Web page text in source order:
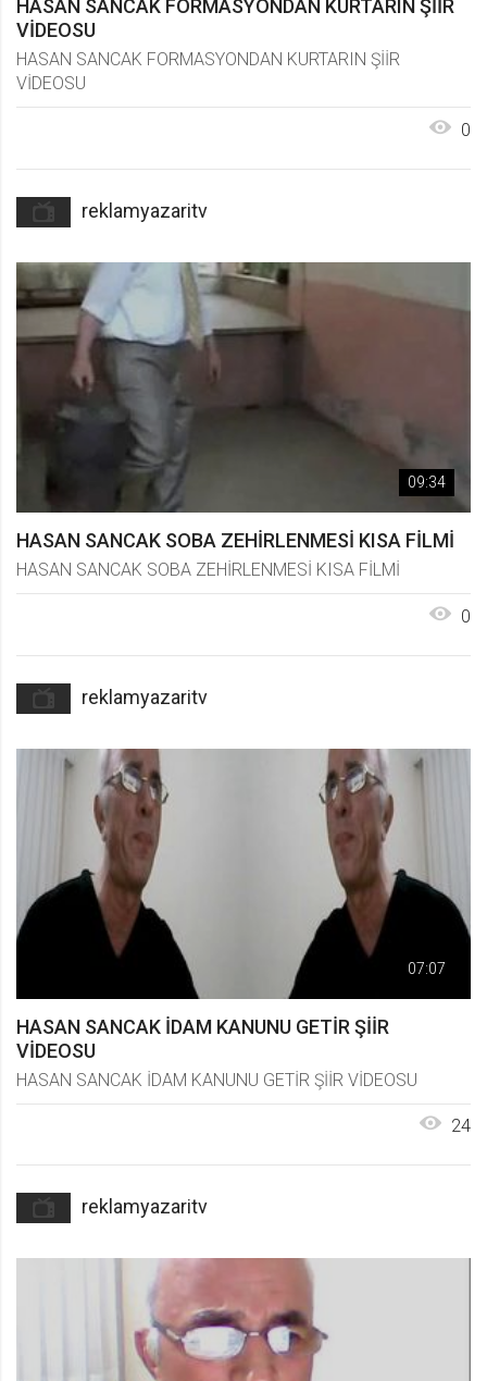
HASAN SANCAK FORMASYONDAN KURTARIN ŞİİR
VİDEOSU
HASAN SANCAK FORMASYONDAN KURTARIN ŞİİR
VİDEOSU
0
reklamyazaritv
09:34
HASAN SANCAK SOBA ZEHİRLENMESİ KISA FİLMİ
HASAN SANCAK SOBA ZEHİRLENMESİ KISA FİLMİ
0
reklamyazaritv
07:07
HASAN SANCAK İDAM KANUNU GETİR ŞİİR
VİDEOSU
HASAN SANCAK İDAM KANUNU GETİR ŞİİR VİDEOSU
24
reklamyazaritv